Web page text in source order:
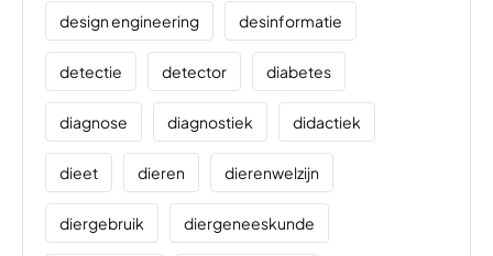
design engineering desinformatie
detectie detector diabetes
diagnose diagnostiek didactiek
dieet dieren dierenwelzijn
diergebruik diergeneeskunde